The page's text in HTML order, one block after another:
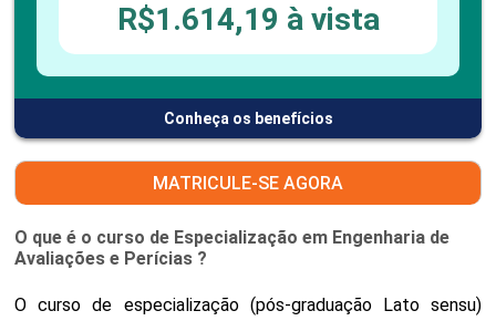
R$1.614,19 à vista
Conheça os benefícios
MATRICULE-SE AGORA
O que é o curso de Especialização em Engenharia de
Avaliações e Perícias ?
O curso de especialização (pós-graduação Lato sensu)